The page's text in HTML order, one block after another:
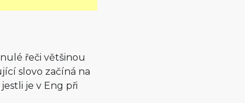
řeči většinou
slovo začíná na
je v Eng při